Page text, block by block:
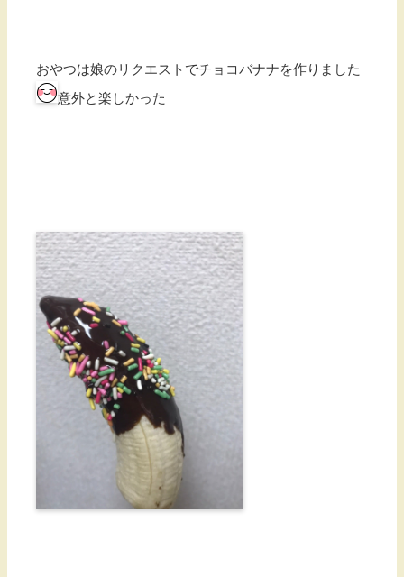
おやつは娘のリクエストでチョコバナナを作りました
意外と楽しかった